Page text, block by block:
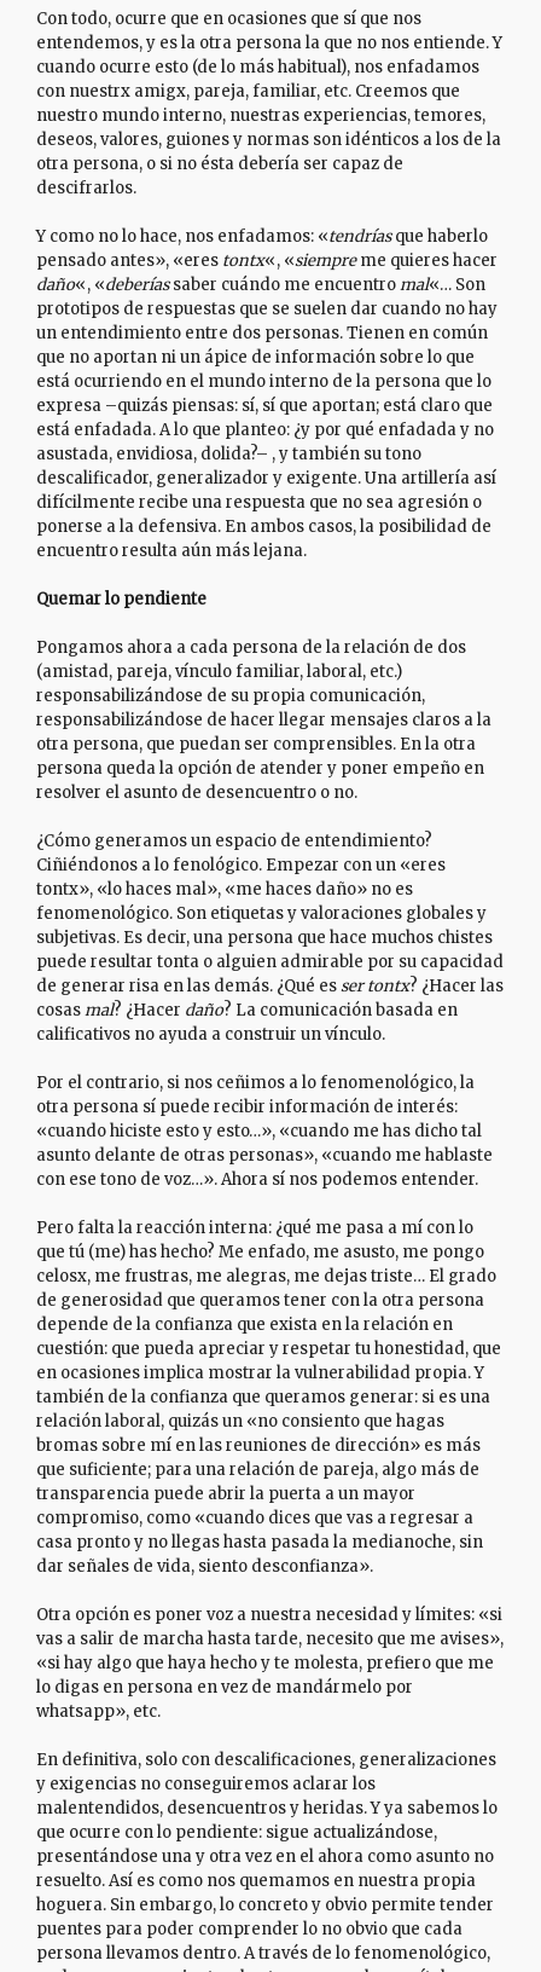
Con todo, ocurre que en ocasiones que sí que nos
entendemos, y es la otra persona la que no nos entiende. Y
cuando ocurre esto (de lo más habitual), nos enfadamos
con nuestrx amigx, pareja, familiar, etc. Creemos que
nuestro mundo interno, nuestras experiencias, temores,
deseos, valores, guiones y normas son idénticos a los de la
otra persona, o si no ésta debería ser capaz de
descifrarlos.
Y como no lo hace, nos enfadamos: «tendríasque haberlo
pensado antes», «eres tontx«, «siempreme quieres hacer
daño«, «deberíassaber cuándo me encuentromal«… Son
prototipos de respuestas que se suelen dar cuando no hay
un entendimiento entre dos personas. Tienen en común
que no aportan ni un ápice de información sobre lo que
está ocurriendo en el mundo interno de la persona que lo
expresa –quizás piensas: sí, sí que aportan; está claro que
está enfadada. A lo que planteo: ¿y por qué enfadada y no
asustada, envidiosa, dolida?– , y también su tono
descalificador, generalizador y exigente. Una artillería así
difícilmente recibe una respuesta que no sea agresión o
ponerse a la defensiva. En ambos casos, la posibilidad de
encuentro resulta aún más lejana.
Quemar lo pendiente
Pongamos ahora a cada persona de la relación de dos
(amistad, pareja, vínculo familiar, laboral, etc.)
responsabilizándose de su propia comunicación,
responsabilizándose de hacer llegar mensajes claros a la
otra persona, que puedan ser comprensibles. En la otra
persona queda la opción de atender y poner empeño en
resolver el asunto de desencuentro o no.
¿Cómo generamos un espacio de entendimiento?
Ciñiéndonos a lo fenológico. Empezar con un «eres
tontx», «lo haces mal», «me haces daño» no es
fenomenológico. Son etiquetas y valoraciones globales y
subjetivas. Es decir, una persona que hace muchos chistes
puede resultar tonta o alguien admirable por su capacidad
de generar risa en las demás. ¿Qué esser tontx? ¿Hacer las
cosasmal? ¿Hacer daño? La comunicación basada en
calificativos no ayuda a construir un vínculo.
Por el contrario, si nos ceñimos a lo fenomenológico, la
otra persona sí puede recibir información de interés:
«cuando hiciste esto y esto…», «cuando me has dicho tal
asunto delante de otras personas», «cuando me hablaste
con ese tono de voz…». Ahora sí nos podemos entender.
Pero falta la reacción interna: ¿qué me pasa a mí con lo
que tú (me) has hecho? Me enfado, me asusto, me pongo
celosx, me frustras, me alegras, me dejas triste… El grado
de generosidad que queramos tener con la otra persona
depende de la confianza que exista en la relación en
cuestión: que pueda apreciar y respetar tu honestidad, que
en ocasiones implica mostrar la vulnerabilidad propia. Y
también de la confianza que queramos generar: si es una
relación laboral, quizás un «no consiento que hagas
bromas sobre mí en las reuniones de dirección» es más
que suficiente; para una relación de pareja, algo más de
transparencia puede abrir la puerta a un mayor
compromiso, como «cuando dices que vas a regresar a
casa pronto y no llegas hasta pasada la medianoche, sin
dar señales de vida, siento desconfianza».
Otra opción es poner voz a nuestra necesidad y límites: «si
vas a salir de marcha hasta tarde, necesito que me avises»,
«si hay algo que haya hecho y te molesta, prefiero que me
lo digas en persona en vez de mandármelo por
whatsapp», etc.
En definitiva, solo con descalificaciones, generalizaciones
y exigencias no conseguiremos aclarar los
malentendidos, desencuentros y heridas. Y ya sabemos lo
que ocurre con lo pendiente: sigue actualizándose,
presentándose una y otra vez en el ahora como asunto no
resuelto. Así es como nos quemamos en nuestra propia
hoguera. Sin embargo, lo concreto y obvio permite tender
puentes para poder comprender lo no obvio que cada
persona llevamos dentro. A través de lo fenomenológico,